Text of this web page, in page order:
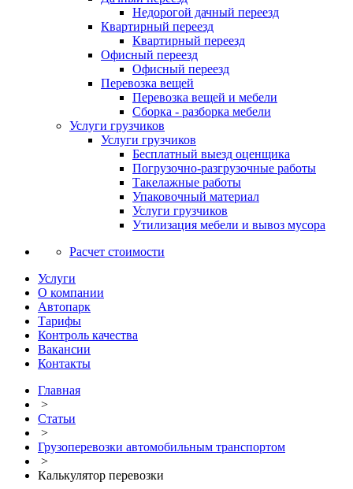
Недорогой дачный переезд
Квартирный переезд
Квартирный переезд
Офисный переезд
Офисный переезд
Перевозка вещей
Перевозка вещей и мебели
Сборка - разборка мебели
Услуги грузчиков
Услуги грузчиков
Бесплатный выезд оценщика
Погрузочно-разгрузочные работы
Такелажные работы
Упаковочный материал
Услуги грузчиков
Утилизация мебели и вывоз мусора
Расчет стоимости
Услуги
О компании
Автопарк
Тарифы
Контроль качества
Вакансии
Контакты
Главная
>
Статьи
>
Грузоперевозки автомобильным транспортом
>
Калькулятор перевозки